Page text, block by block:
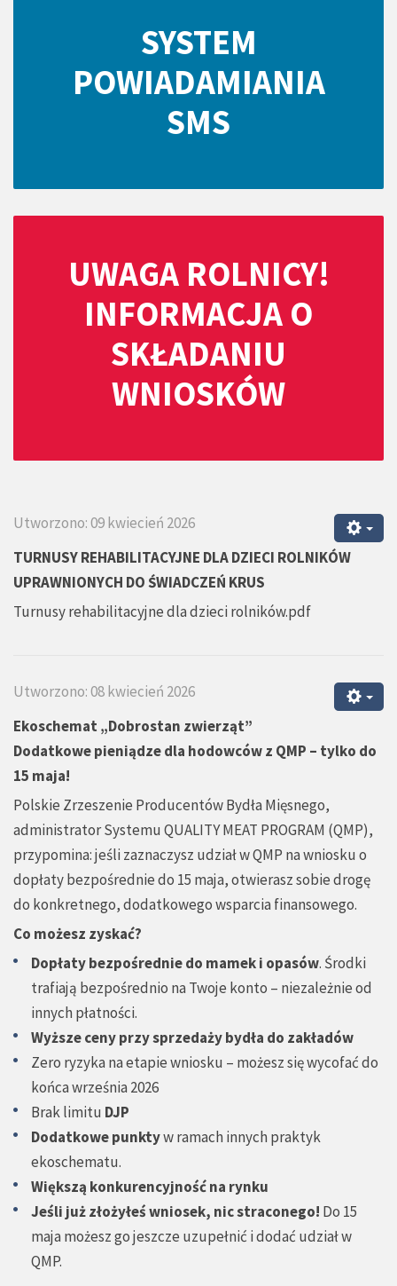
SYSTEM
POWIADAMIANIA
SMS
UWAGA ROLNICY!
INFORMACJA O
SKŁADANIU
WNIOSKÓW
Utworzono: 09 kwiecień 2026
TURNUSY REHABILITACYJNE DLA DZIECI ROLNIKÓW
UPRAWNIONYCH DO ŚWIADCZEŃ KRUS
Turnusy rehabilitacyjne dla dzieci rolników.pdf
Utworzono: 08 kwiecień 2026
Ekoschemat „Dobrostan zwierząt”
Dodatkowe pieniądze dla hodowców z QMP – tylko do
15 maja!
Polskie Zrzeszenie Producentów Bydła Mięsnego,
administrator Systemu QUALITY MEAT PROGRAM (QMP),
przypomina: jeśli zaznaczysz udział w QMP na wniosku o
dopłaty bezpośrednie do 15 maja, otwierasz sobie drogę
do konkretnego, dodatkowego wsparcia finansowego.
Co możesz zyskać?
Dopłaty bezpośrednie do mamek i opasów. Środki
trafiają bezpośrednio na Twoje konto – niezależnie od
innych płatności.
Wyższe ceny przy sprzedaży bydła do zakładów
Zero ryzyka na etapie wniosku – możesz się wycofać do
końca września 2026
Brak limitu DJP
Dodatkowe punktyw ramach innych praktyk
ekoschematu.
Większą konkurencyjność na rynku
Jeśli już złożyłeś wniosek, nic straconego! Do 15
maja możesz go jeszcze uzupełnić i dodać udział w
QMP.